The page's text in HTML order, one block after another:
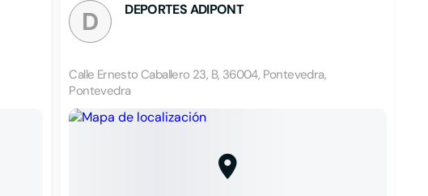
D DEPORTES ADIPONT
Calle Ernesto Caballero 23, B, 36004, Pontevedra,
Pontevedra